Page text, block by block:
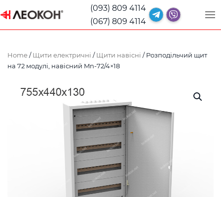
(093) 809 4114
(067) 809 4114
Home/Щити електричні /Щити навісні / Розподільчий щит
на 72 модулі, навісний Mn-72/4×18